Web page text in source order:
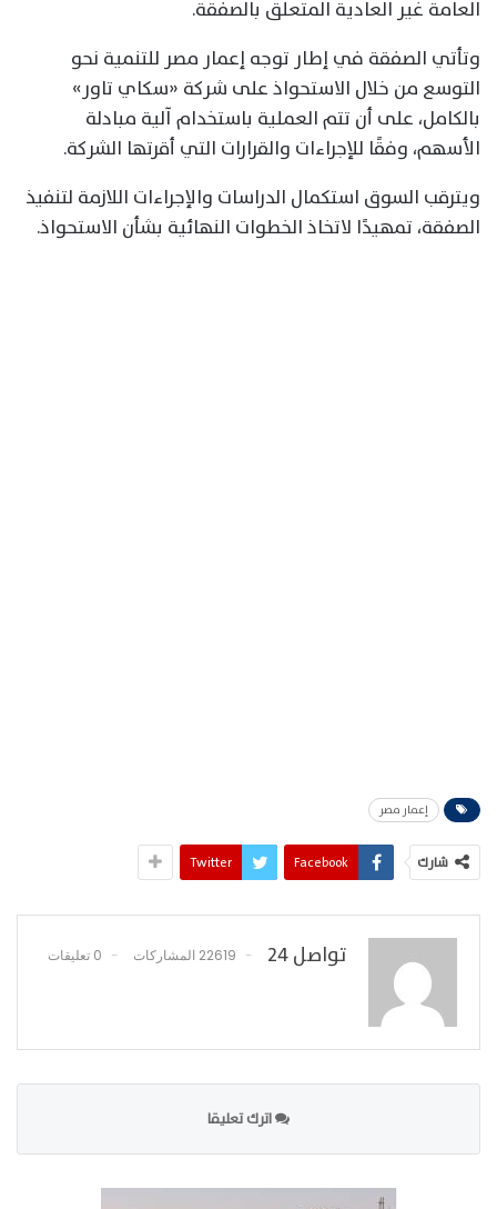
العامة غير العادية المتعلق بالصفقة.
وتأتي الصفقة في إطار توجه إعمار مصر للتنمية نحو
التوسع من خلال الاستحواذ على شركة «سكاي تاور»
بالكامل، على أن تتم العملية باستخدام آلية مبادلة
الأسهم، وفقًا للإجراءات والقرارات التي أقرتها الشركة.
ويترقب السوق استكمال الدراسات والإجراءات اللازمة لتنفيذ
الصفقة، تمهيدًا لاتخاذ الخطوات النهائية بشأن الاستحواذ.
إعمار مصر
شارك Facebook
Twitter
تواصل 24 22619 المشاركات 0 تعليقات
اترك تعليقا